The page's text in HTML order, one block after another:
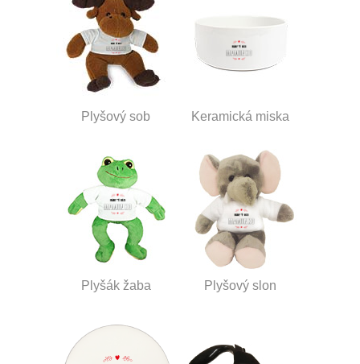
Plyšový sob Keramická miska
Plyšák žaba Plyšový slon